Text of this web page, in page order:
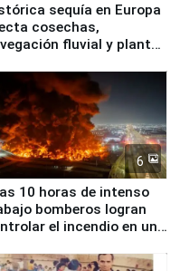
sequía en Europa
cosechas,
fluvial y plantas
6
10 horas de intenso
bomberos logran
el incendio en una
Chile